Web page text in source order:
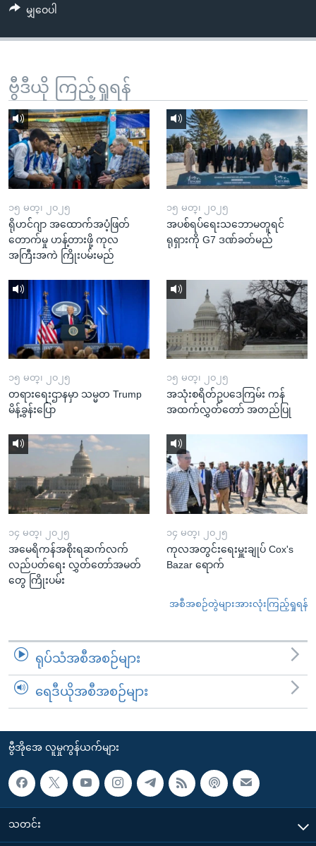
ရှာဖွေ
နေရာ
သို့
ကျော်
ရန်
မျှဝေပါ
ဗွီဒီယို ကြည့်ရှုရန်
၁၅ မတ္၊ ၂၀၂၅
ရိုဟင်ဂျာ အထောက်အပံ့ဖြတ်
တောက်မှု ဟန့်တားဖို့ ကုလ
အကြီးအကဲ ကြိုးပမ်းမည်
၁၅ မတ္၊ ၂၀၂၅
အပစ်ရပ်ရေးသဘောမတူရင်
ရုရှားကို G7 ဒဏ်ခတ်မည်
၁၅ မတ္၊ ၂၀၂၅
တရားရေးဌာနမှာ သမ္မတ Trump
မိန့်ခွန်းပြော
၁၅ မတ္၊ ၂၀၂၅
အသုံးစရိတ်ဥပဒေကြမ်း ကန်
အထက်လွှတ်တော် အတည်ပြု
၁၄ မတ္၊ ၂၀၂၅
အမေရိကန်အစိုးရဆက်လက်
လည်ပတ်ရေး လွှတ်တော်အမတ်
တွေ ကြိုးပမ်း
၁၄ မတ္၊ ၂၀၂၅
ကုလအတွင်းရေးမှူးချုပ် Cox's
Bazar ရောက်
အစီအစဉ်တွဲများအားလုံးကြည့်ရှုရန်
ရုပ်သံအစီအစဉ်များ
ရေဒီယိုအစီအစဉ်များ
ဗွီအိုအေ လူမှုကွန်ယက်များ
သတင်း